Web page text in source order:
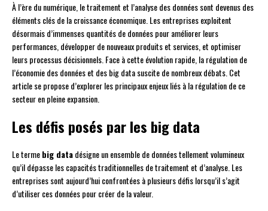
À l’ère du numérique, le traitement et l’analyse des données sont devenus des
éléments clés de la croissance économique. Les entreprises exploitent
désormais d’immenses quantités de données pour améliorer leurs
performances, développer de nouveaux produits et services, et optimiser
leurs processus décisionnels. Face à cette évolution rapide, la régulation de
l’économie des données et des big data suscite de nombreux débats. Cet
article se propose d’explorer les principaux enjeux liés à la régulation de ce
secteur en pleine expansion.
Les défis posés par les big data
Le termebig datadésigne un ensemble de données tellement volumineux
qu’il dépasse les capacités traditionnelles de traitement et d’analyse. Les
entreprises sont aujourd’hui confrontées à plusieurs défis lorsqu’il s’agit
d’utiliser ces données pour créer de la valeur.